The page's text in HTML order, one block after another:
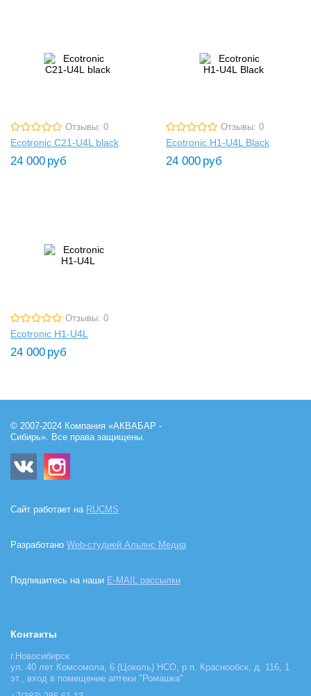
Отзывы: 0
Ecotronic C21-U4L black
24 000 руб
Отзывы: 0
Ecotronic H1-U4L Black
24 000 руб
Отзывы: 0
Ecotronic H1-U4L
24 000 руб
© 2007-2024 Компания «АКВАБАР -
Сибирь». Все права защищены.
Сайт работает на RUCMS
Разработано Web-студией Альянс Медиа
Подпишитесь на наши E-MAIL рассылки
Контакты
г.Новосибирск
ул. 40 лет Комсомола, 6 (Цоколь) НСО, р.п. Краснообск, д. 116, 1
эт., вход в помещение аптеки "Ромашка"